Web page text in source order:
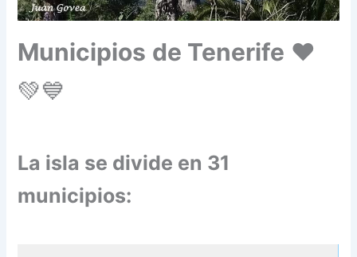
Municipios de Tenerife ❤️
💚💙
La isla se divide en 31
municipios: